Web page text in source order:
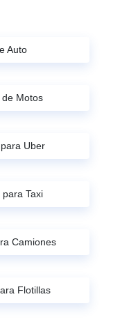
Auto
Motos
Uber
Taxi
Camiones
Flotillas